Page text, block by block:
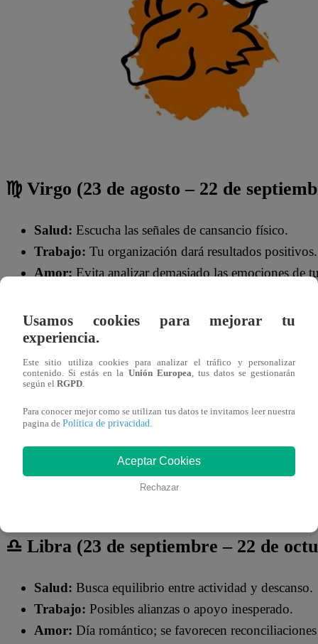
♍ Virgo (23 de agosto – 22 de
Salud: Escucha las señales de cansancio físico.
Trabajo: Tu organización dará resultados positivos.
Amor: Evita analizar demasiado las emociones de
♎ Libra (23 de septiembre – 22 de
Salud: Busca equilibrio entre actividad y descanso.
Trabajo: Posibles alianzas o apoyo inesperado.
Amor: Día romántico; se favorecen
Usamos cookies para mejorar tu
experiencia.
Este sitio utiliza cookies para analizar el tráfico y personalizar
contenido. Si estás en la Unión Europea , tus datos se gestionarán
según el RGPD
Para conocer mejor como se utilizan tus datos te invitamos leer nuestra
pagina de Política de privacidad
Aceptar Cookies
Rechazar